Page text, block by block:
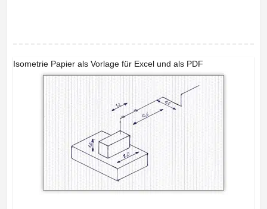
Isometrie Papier als Vorlage für Excel und als PDF